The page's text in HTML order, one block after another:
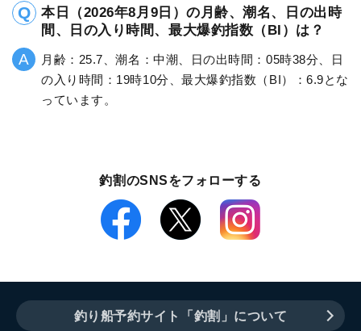
本日（2026年8月9日）の月齢、潮名、日の出時
間、日の入り時間、最大爆釣指数（BI）は？
月齢：25.7、潮名：中潮、日の出時間：05時38分、日
の入り時間：19時10分、最大爆釣指数（BI）：6.9とな
っています。
釣割のSNSをフォローする
釣り船予約サイト「釣割」について